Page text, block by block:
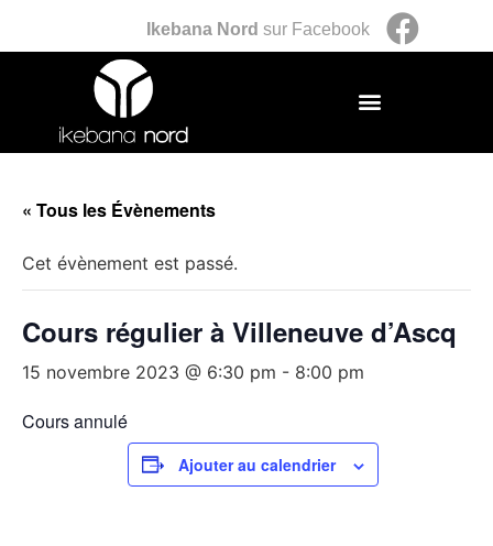
Ikebana Nord sur Facebook
« Tous les Évènements
Cet évènement est passé.
Cours régulier à Villeneuve d’Ascq
15 novembre 2023 @ 6:30 pm - 8:00 pm
Cours annulé
Ajouter au calendrier